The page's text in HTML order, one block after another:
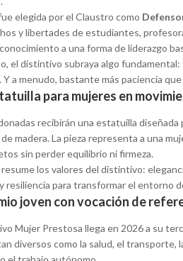
elegida por el Claustro como
y libertades de estudiantes,
a una forma de liderazgo
el distintivo subraya algo
Y a menudo, bastante más paciencia
para mujeres en
recibirán una estatuilla diseñada
madera. La pieza representa a una
sin perder equilibrio ni firmeza.
resume los valores del distintivo:
resiliencia para transformar el entorno
joven con vocación de
Mujer Prestosa llega en 2026 a su
diversos como la salud, el transporte,